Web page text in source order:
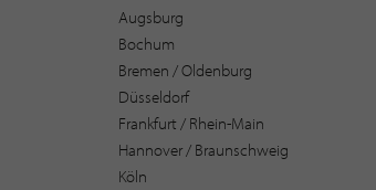
Augsburg
Bochum
Bremen / Oldenburg
Düsseldorf
Frankfurt / Rhein-Main
Hannover / Braunschweig
Köln